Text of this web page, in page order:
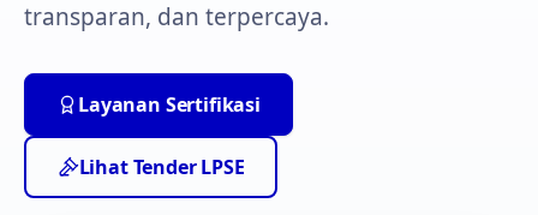
transparan, dan terpercaya.
Layanan Sertifikasi
Lihat Tender LPSE